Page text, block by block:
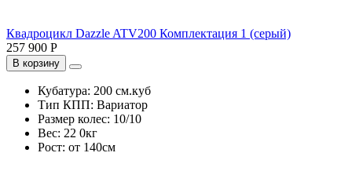
Квадроцикл Dazzle ATV200 Комплектация 1 (серый)
257 900 Р
В корзину
Кубатура: 200 см.куб
Тип КПП: Вариатор
Размер колес: 10/10
Вес: 22 0кг
Рост: от 140см